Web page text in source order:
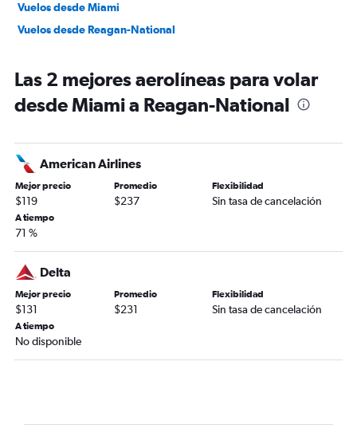
Vuelos desde Miami
Vuelos desde Reagan-National
Las 2 mejores aerolíneas para volar
desde Miami a Reagan-National
American Airlines
Mejor precio
$119
Promedio
$237
Flexibilidad
Sin tasa de cancelación
A tiempo
71 %
Delta
Mejor precio
$131
Promedio
$231
Flexibilidad
Sin tasa de cancelación
A tiempo
No disponible